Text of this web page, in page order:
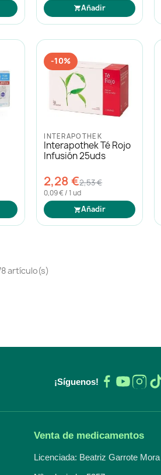
Añadir
INTERAPOTHEK
Interapothek Té Rojo
Infusión 25uds
2,28 €2,53 €
0,09 € / 1 ud
Añadir
-10%
artículo(s)
¡Síguenos!
Venta de medicamentos
Licenciada: Beatriz Garrote Mora